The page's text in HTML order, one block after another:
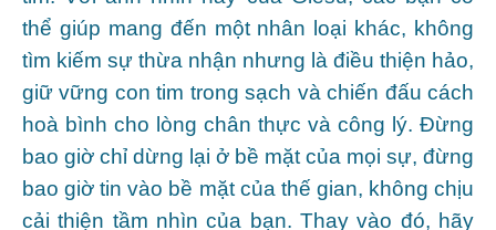
thể giúp mang đến một nhân loại khác, không
tìm kiếm sự thừa nhận nhưng là điều thiện hảo,
giữ vững con tim trong sạch và chiến đấu cách
hoà bình cho lòng chân thực và công lý. Đừng
bao giờ chỉ dừng lại ở bề mặt của mọi sự, đừng
bao giờ tin vào bề mặt của thế gian, không chịu
cải thiện tầm nhìn của bạn. Thay vào đó, hãy